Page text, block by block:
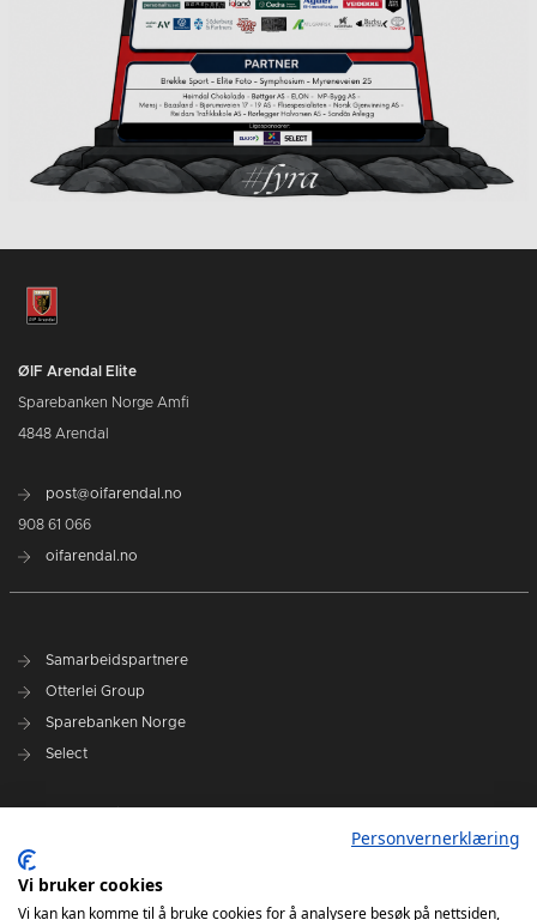
ØIF Arendal Elite
Sparebanken Norge Amfi
4848 Arendal
post@oifarendal.no
908 61 066
oifarendal.no
Samarbeidspartnere
Otterlei Group
Sparebanken Norge
Select
Spillerstall
Administrasjon
Personvernerklæring
Vi bruker cookies
Vi kan kan komme til å bruke cookies for å analysere besøk på nettsiden,